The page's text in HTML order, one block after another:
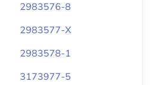
2983576-8
2983577-X
2983578-1
3173977-5